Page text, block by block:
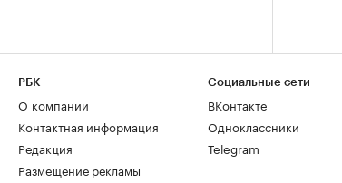
РБК
О компании
Контактная информация
Редакция
Размещение рекламы
Социальные сети
ВКонтакте
Одноклассники
Telegram